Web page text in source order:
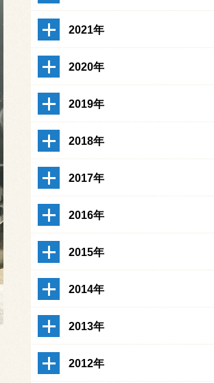
2021年
2020年
2019年
2018年
2017年
2016年
2015年
2014年
2013年
2012年